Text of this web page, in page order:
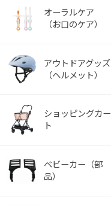
オーラルケア
（お口のケア）
アウトドアグッズ
（ヘルメット）
ショッピングカー
ト
ベビーカー（部
品）